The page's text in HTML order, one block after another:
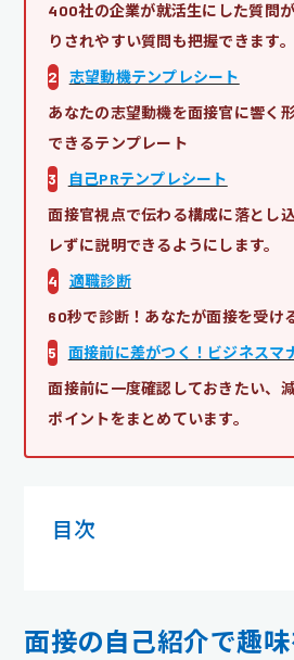
400社の企業が就活生にした質問
りされやすい質問も把握できます。
2
志望動機テンプレシート
あなたの志望動機を面接官に響く
できるテンプレート
3
自己PRテンプレシート
面接官視点で伝わる構成に落とし
レずに説明できるようにします。
4
適職診断
60秒で診断！あなたが面接を受け
5
面接前に差がつく！ビジネスマ
面接前に一度確認しておきたい、
ポイントをまとめています。
目次
面接の自己紹介で趣